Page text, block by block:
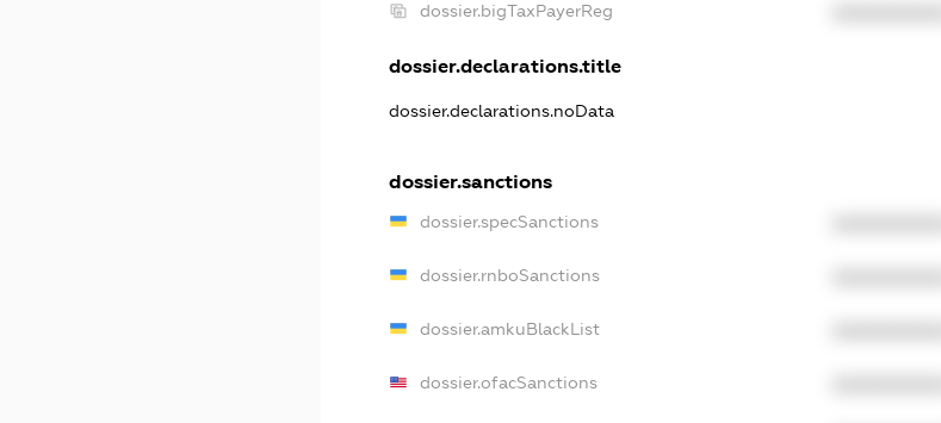
dossier.bigTaxPayerReg
dossier.declarations.title
dossier.declarations.noData
dossier.sanctions
dossier.specSanctions
dossier.rnboSanctions
dossier.amkuBlackList
dossier.ofacSanctions